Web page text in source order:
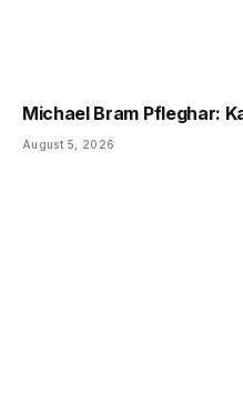
Michael Bram Pfleghar:
August 5, 2026